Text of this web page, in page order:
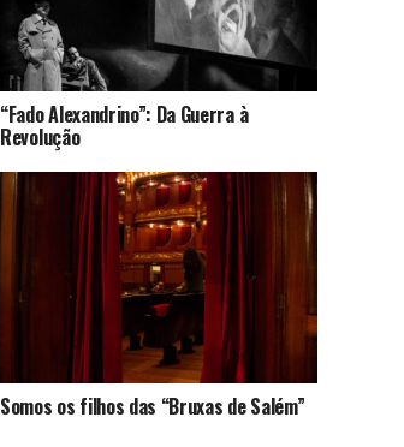
“Fado Alexandrino”: Da Guerra à
Revolução
Somos os filhos das “Bruxas de Salém”